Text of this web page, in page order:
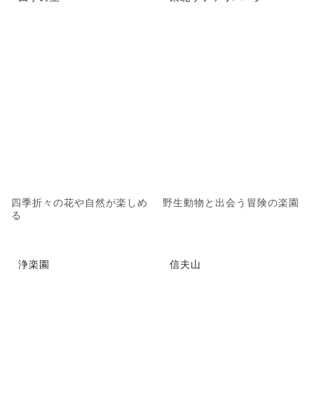
四季折々の花や自然が楽しめ
る
野生動物と出会う冒険の楽園
浄楽園 信夫山